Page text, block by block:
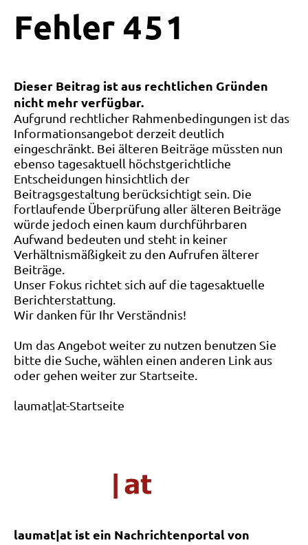
Fehler 4 5 1
Dieser Beitrag ist aus rechtlichen Gründen
nicht mehr verfügbar.
Aufgrund rechtlicher Rahmenbedingungen ist das
Informationsangebot derzeit deutlich
eingeschränkt. Bei älteren Beiträge müssten nun
ebenso tagesaktuell höchstgerichtliche
Entscheidungen hinsichtlich der
Beitragsgestaltung berücksichtigt sein. Die
fortlaufende Überprüfung aller älteren Beiträge
würde jedoch einen kaum durchführbaren
Aufwand bedeuten und steht in keiner
Verhältnismäßigkeit zu den Aufrufen älterer
Beiträge.
Unser Fokus richtet sich auf die tagesaktuelle
Berichterstattung.
Wir danken für Ihr Verständnis!
Um das Angebot weiter zu nutzen benutzen Sie
bitte die Suche, wählen einen anderen Link aus
oder gehen weiter zur Startseite.
laumat|at-Startseite
laumat|at ist ein Nachrichtenportal von